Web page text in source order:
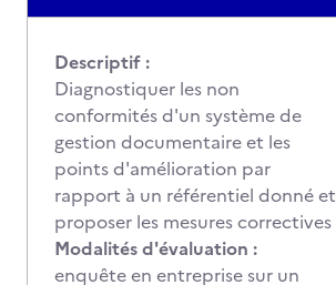
Descriptif :
Diagnostiquer les non
conformités d'un système de
gestion documentaire et les
points d'amélioration par
rapport à un référentiel donné et
proposer les mesures correctives
Modalités d'évaluation :
enquête en entreprise sur un